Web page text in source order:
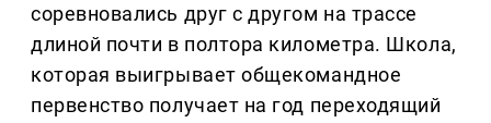
соревновались друг с другом на трассе
длиной почти в полтора километра. Школа,
которая выигрывает общекомандное
первенство получает на год переходящий